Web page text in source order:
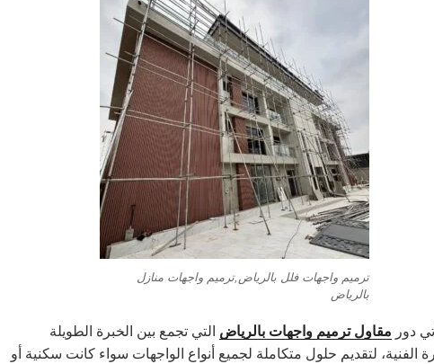
ترميم واجهات فلل بالرياض,ترميم واجهات منازل
بالرياض
دور مقاول ترميم واجهات بالرياض التي تجمع بين الخبرة الطويلة
الفنية، لتقديم حلول متكاملة لجميع أنواع الواجهات سواء كانت سكنية أو